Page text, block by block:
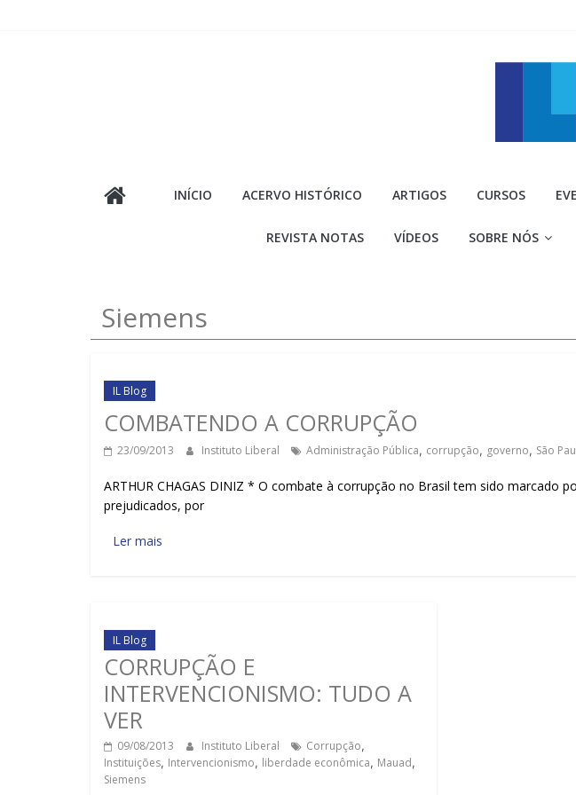
mais
INÍCIO ACERVO HISTÓRICO ARTIGOS CURSOS
REVISTA NOTAS VÍDEOS SOBRE NÓS
Siemens
IL Blog
COMBATENDO A CORRUPÇÃO
23/09/2013 Instituto Liberal Administração Pública, corrupção, governo, São
ARTHUR CHAGAS DINIZ * O combate à corrupção no Brasil tem sido marcado
prejudicados, por
Ler mais
IL Blog
CORRUPÇÃO E
INTERVENCIONISMO: TUDO A
VER
09/08/2013 Instituto Liberal Corrupção,
Instituições, Intervencionismo, liberdade econômica, Mauad,
Siemens